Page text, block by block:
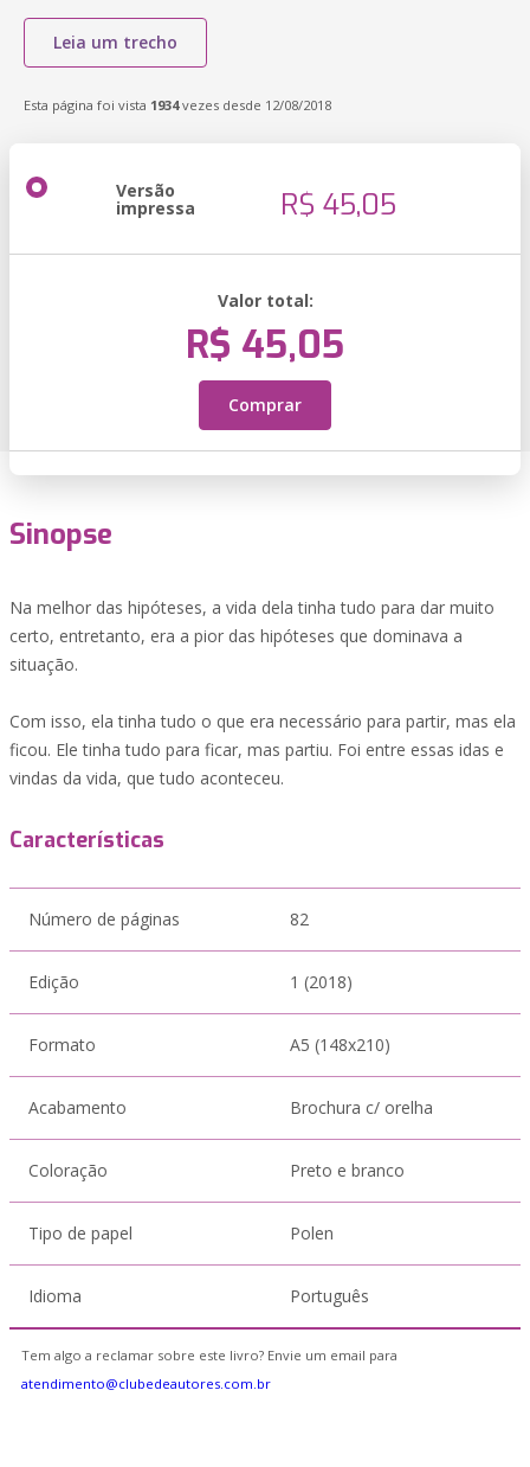
Leia um trecho
Esta página foi vista 1934vezes desde 12/08/2018
Versão
impressa R$ 45,05
Valor total:
R$ 45,05
Comprar
Sinopse
Na melhor das hipóteses, a vida dela tinha tudo para dar muito
certo, entretanto, era a pior das hipóteses que dominava a
situação.
Com isso, ela tinha tudo o que era necessário para partir, mas ela
ficou. Ele tinha tudo para ficar, mas partiu. Foi entre essas idas e
vindas da vida, que tudo aconteceu.
Características
Número de páginas 82
Edição 1 (2018)
Formato A5 (148x210)
Acabamento Brochura c/ orelha
Coloração Preto e branco
Tipo de papel Polen
Idioma Português
Tem algo a reclamar sobre este livro? Envie um email para
atendimento@clubedeautores.com.br